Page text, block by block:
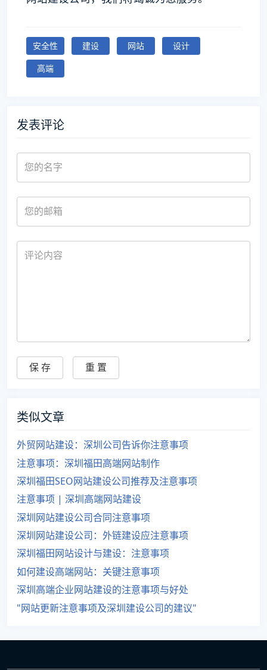
安全性 建设 网站
设计
高端
发表评论
类似文章
外贸网站建设：深圳公司告诉你注意事项
注意事项：深圳福田高端网站制作
深圳福田SEO网站建设公司推荐及注意事项
注意事项 | 深圳高端网站建设
深圳网站建设公司合同注意事项
深圳网站建设公司：外链建设应注意事项
深圳福田网站设计与建设：注意事项
如何建设高端网站：关键注意事项
深圳高端企业网站建设的注意事项与好处
"网站更新注意事项及深圳建设公司的建议"